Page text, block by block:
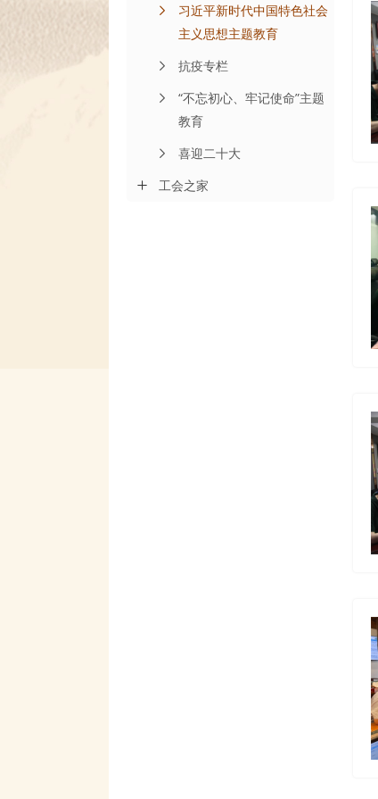
习近平新时代中国特色社会
主义思想主题教育
抗疫专栏
“不忘初心、牢记使命”主题
教育
喜迎二十大
工会之家